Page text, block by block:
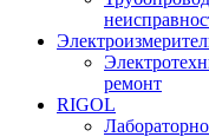
ремонт
RIGOL